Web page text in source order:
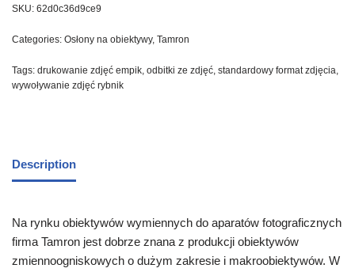
SKU: 62d0c36d9ce9
Categories: Osłony na obiektywy, Tamron
Tags: drukowanie zdjęć empik, odbitki ze zdjęć, standardowy format zdjęcia,
wywoływanie zdjęć rybnik
Description
Na rynku obiektywów wymiennych do aparatów fotograficznych
firma Tamron jest dobrze znana z produkcji obiektywów
zmiennoogniskowych o dużym zakresie i makroobiektywów. W